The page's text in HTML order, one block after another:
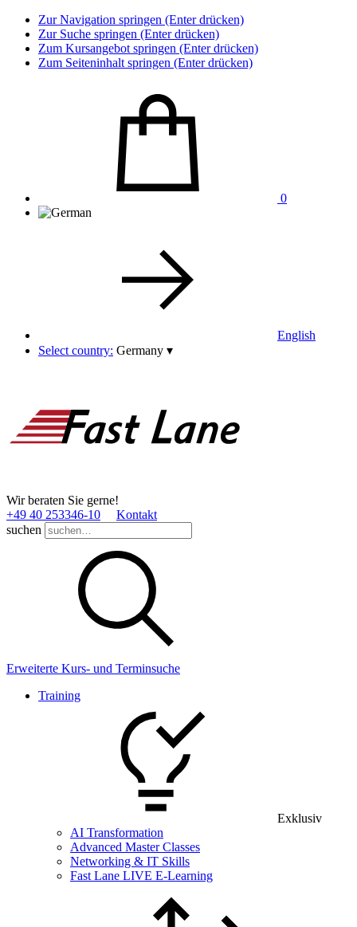
Zur Navigation springen (Enter drücken)
Zur Suche springen (Enter drücken)
Zum Kursangebot springen (Enter drücken)
Zum Seiteninhalt springen (Enter drücken)
0
English
Select country: Germany ▾
Wir beraten Sie gerne!
+49 40 253346­-10
Kontakt
suchen
Erweiterte Kurs- und Terminsuche
Training
Exklusiv
AI Transformation
Advanced Master Classes
Networking & IT Skills
Fast Lane LIVE E-Learning